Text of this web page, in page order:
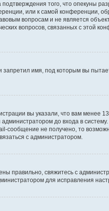
того, что опекуны
или к самой конференции,
вопросам и не является
вопросов, связанных с этой
запретил имя, под которым вы
вы указали, что вам менее
до входа в
сообщение не получено, то
с администратором.
правильно, свяжитесь с
для исправления